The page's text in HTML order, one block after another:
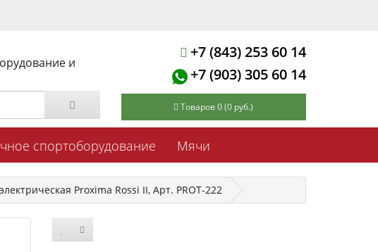
и
+7 (843) 253 60 14
+7 (903) 305 60 14
Товаров 0 (0 руб.)
спортоборудование Мячи
Proxima Rossi II, Арт. PROT-222